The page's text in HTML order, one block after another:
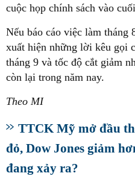
cuộc họp chính sách vào
Nếu báo cáo việc làm tháng
xuất hiện những lời kêu gọi
tháng 9 và tốc độ cắt giảm
còn lại trong năm nay.
Theo MI
TTCK Mỹ mở đầu
đỏ, Dow Jones giảm
đang xảy ra?